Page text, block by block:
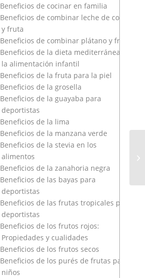
Beneficios de cocinar en familia
Beneficios de combinar leche de coco
y fruta
Beneficios de combinar plátano y fresa
Beneficios de la dieta mediterránea en
la alimentación infantil
Beneficios de la fruta para la piel
Beneficios de la grosella
Beneficios de la guayaba para
deportistas
Beneficios de la lima
Beneficios de la manzana verde
Beneficios de la stevia en los
alimentos
Beneficios de la zanahoria negra
Beneficios de las bayas para
deportistas
Beneficios de las frutas tropicales para
deportistas
Beneficios de los frutos rojos:
Propiedades y cualidades
Beneficios de los frutos secos
Beneficios de los purés de frutas para
niños